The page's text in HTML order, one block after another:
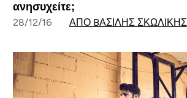
ανησυχείτε;
28/12/16 ΑΠΌ BΑΣΊΛΗΣ ΣΚΩΛΊΚΗΣ